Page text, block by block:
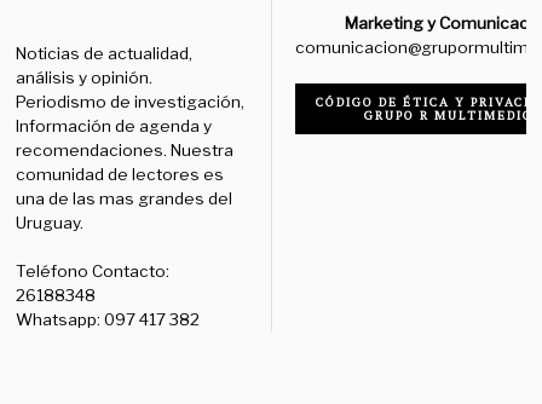
Noticias de actualidad,
análisis y opinión.
Periodismo de investigación,
Información de agenda y
recomendaciones. Nuestra
comunidad de lectores es
una de las mas grandes del
Uruguay.
Teléfono Contacto:
26188348
Whatsapp: 097 417 382
Marketing y
CÓDIGO DE ÉTICA Y
GRUPO R MULTIMEDIO